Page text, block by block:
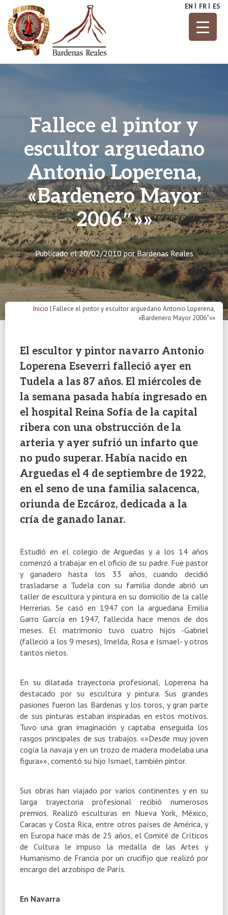
content
Bardenas
Parque Natural
EN FR ES
Fallece el pintor y
escultor arguedano
Antonio Loperena,
«Bardenero Mayor
2006″»»
Publicado el20/02/2010porBardenas Reales
Inicio | Fallece el pintor y escultor arguedano Antonio Loperena,
«Bardenero Mayor 2006″»»
El escultor y pintor navarro Antonio
Loperena Eseverri falleció ayer en
Tudela a las 87 años. El miércoles de
la semana pasada había ingresado en
el hospital Reina Sofía de la capital
ribera con una obstrucción de la
arteria y ayer sufrió un infarto que
no pudo superar. Había nacido en
Arguedas el 4 de septiembre de 1922,
en el seno de una familia salacenca,
oriunda de Ezcároz, dedicada a la
cría de ganado lanar.
Estudió en el colegio de Arguedas y a los 14 años
comenzó a trabajar en el oficio de su padre. Fue pastor
y ganadero hasta los 33 años, cuando decidió
trasladarse a Tudela con su familia donde abrió un
taller de escultura y pintura en su domicilio de la calle
Herrerias. Se casó en 1947 con la arguedana Emilia
Garro García en 1947, fallecida hace menos de dos
meses. El matrimonio tuvo cuatro hijos -Gabriel
(falleció a los 9 meses), Imelda, Rosa e Ismael- y otros
tantos nietos.
En su dilatada trayectoria profesional, Loperena ha
destacado por su escultura y pintura. Sus grandes
pasiones fueron las Bardenas y los toros, y gran parte
de sus pinturas estaban inspiradas en estos motivos.
Tuvo una gran imaginación y captaba enseguida los
rasgos principales de sus trabajos. «»Desde muy joven
cogía la navaja y en un trozo de madera modelaba una
figura»», comentó su hijo Ismael, también pintor.
Sus obras han viajado por varios continentes y en su
larga trayectoria profesional recibió numerosos
premios. Realizó esculturas en Nueva York, México,
Caracas y Costa Rica, entre otros países de América, y
en Europa hace más de 25 años, el Comité de Críticos
de Cultura le impuso la medalla de las Artes y
Humanismo de Francia por un crucifijo que realizó por
encargo del arzobispo de París.
En Navarra